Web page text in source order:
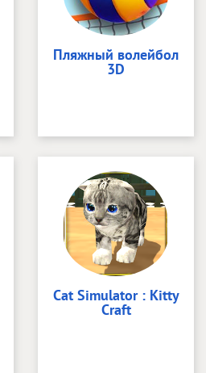
Пляжный волейбол
3D
Cat Simulator : Kitty
Craft